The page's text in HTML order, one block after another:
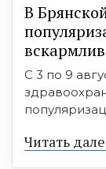
В
С 3 по 9
Читать